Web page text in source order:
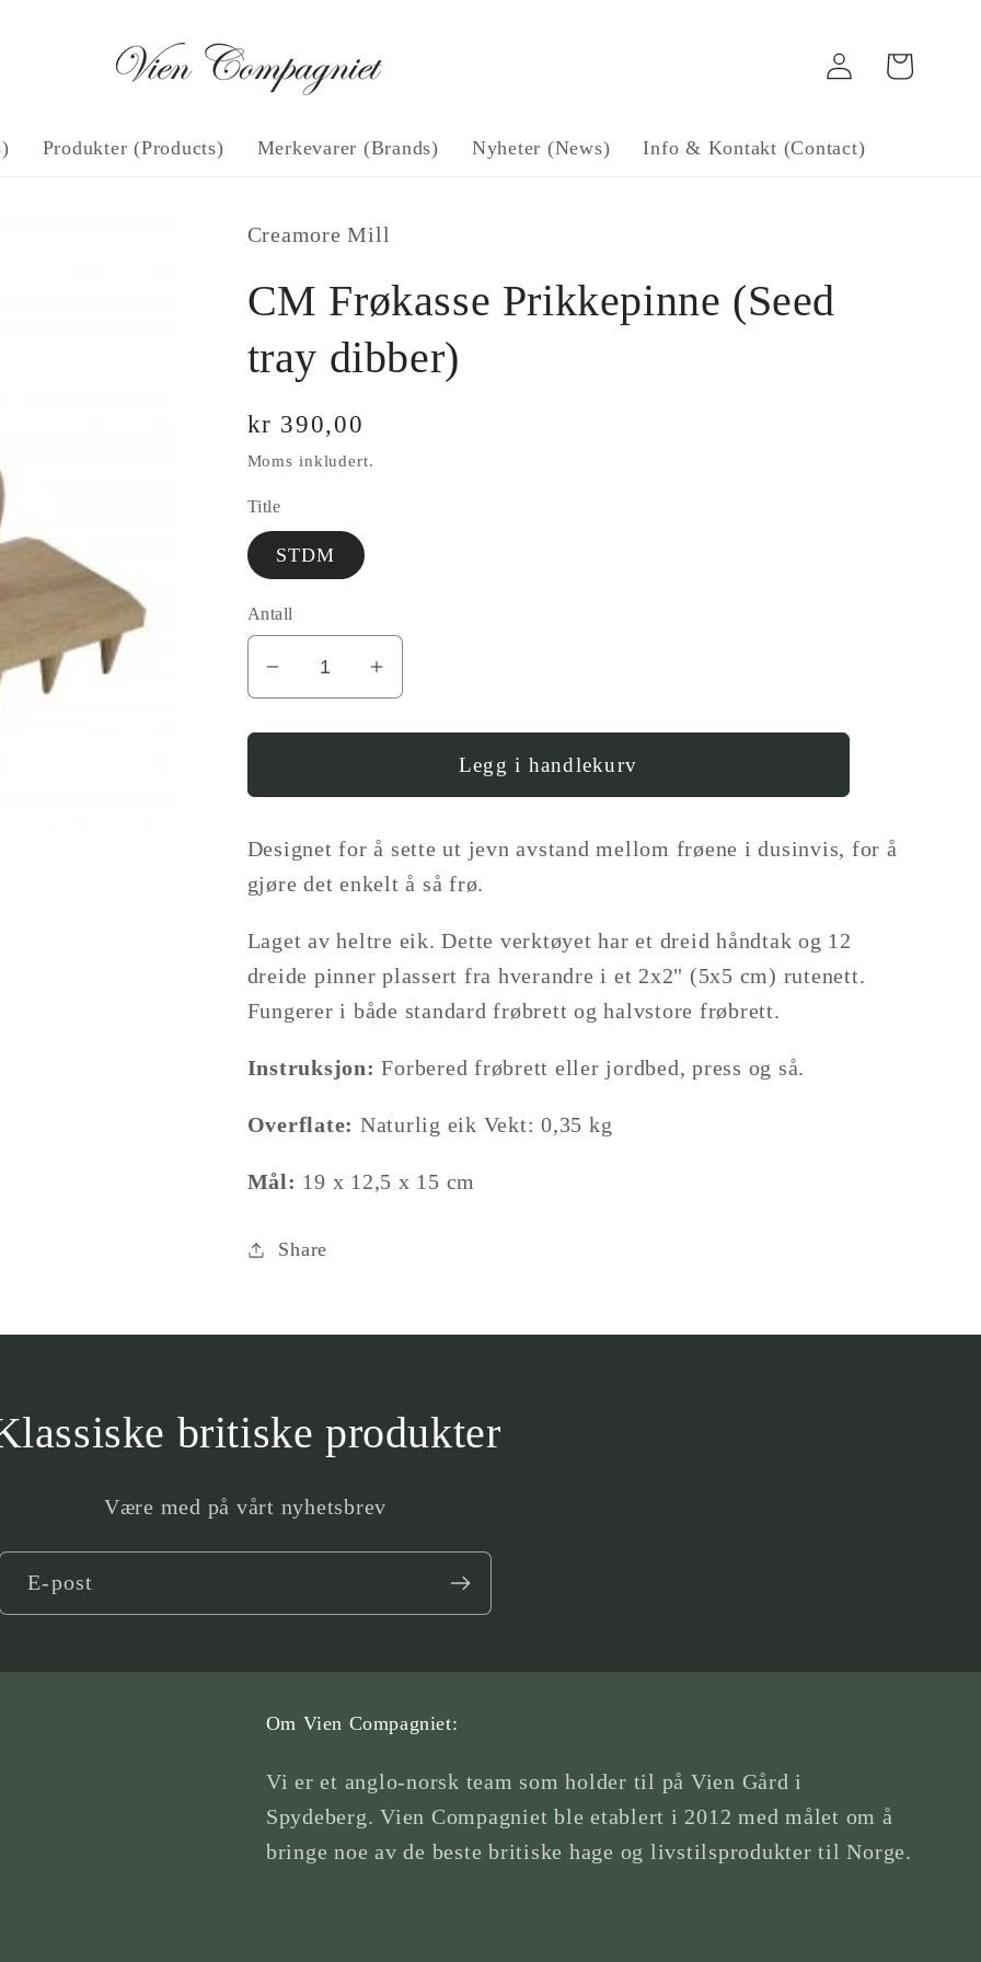
Produkter (Products) Merkevarer (Brands) Nyheter (News) Info & Kontakt (Contact)
Log
in
Handlekurv
Creamore Mill
CM Frøkasse Prikkepinne (Seed
tray dibber)
Vanlig
pris
kr 390,00
Moms inkludert.
Title
STDM
Antall
Error:
Missing
value
for
&quot;Reduser
for
{{
produkt
}}&quot;
Øk
antallet
for
Frøkasse
(Seed
tray
Legg i handlekurv
Designet for å sette ut jevn avstand mellom frøene i dusinvis, for å
gjøre det enkelt å så frø.
Laget av heltre eik. Dette verktøyet har et dreid håndtak og 12
dreide pinner plassert fra hverandre i et 2x2" (5x5 cm) rutenett.
Fungerer i både standard frøbrett og halvstore frøbrett.
Instruksjon:Forbered frøbrett eller jordbed, press og så.
Overflate: Naturlig eik Vekt: 0,35 kg
Mål: 19 x 12,5 x 15 cm
Share
britiske produkter
Være med på vårt nyhetsbrev
E-post
Om Vien Compagniet:
Vi er et anglo-norsk team som holder til på Vien Gård i
Spydeberg. Vien Compagniet ble etablert i 2012 med målet om å
bringe noe av de beste britiske hage og livstilsprodukter til Norge.